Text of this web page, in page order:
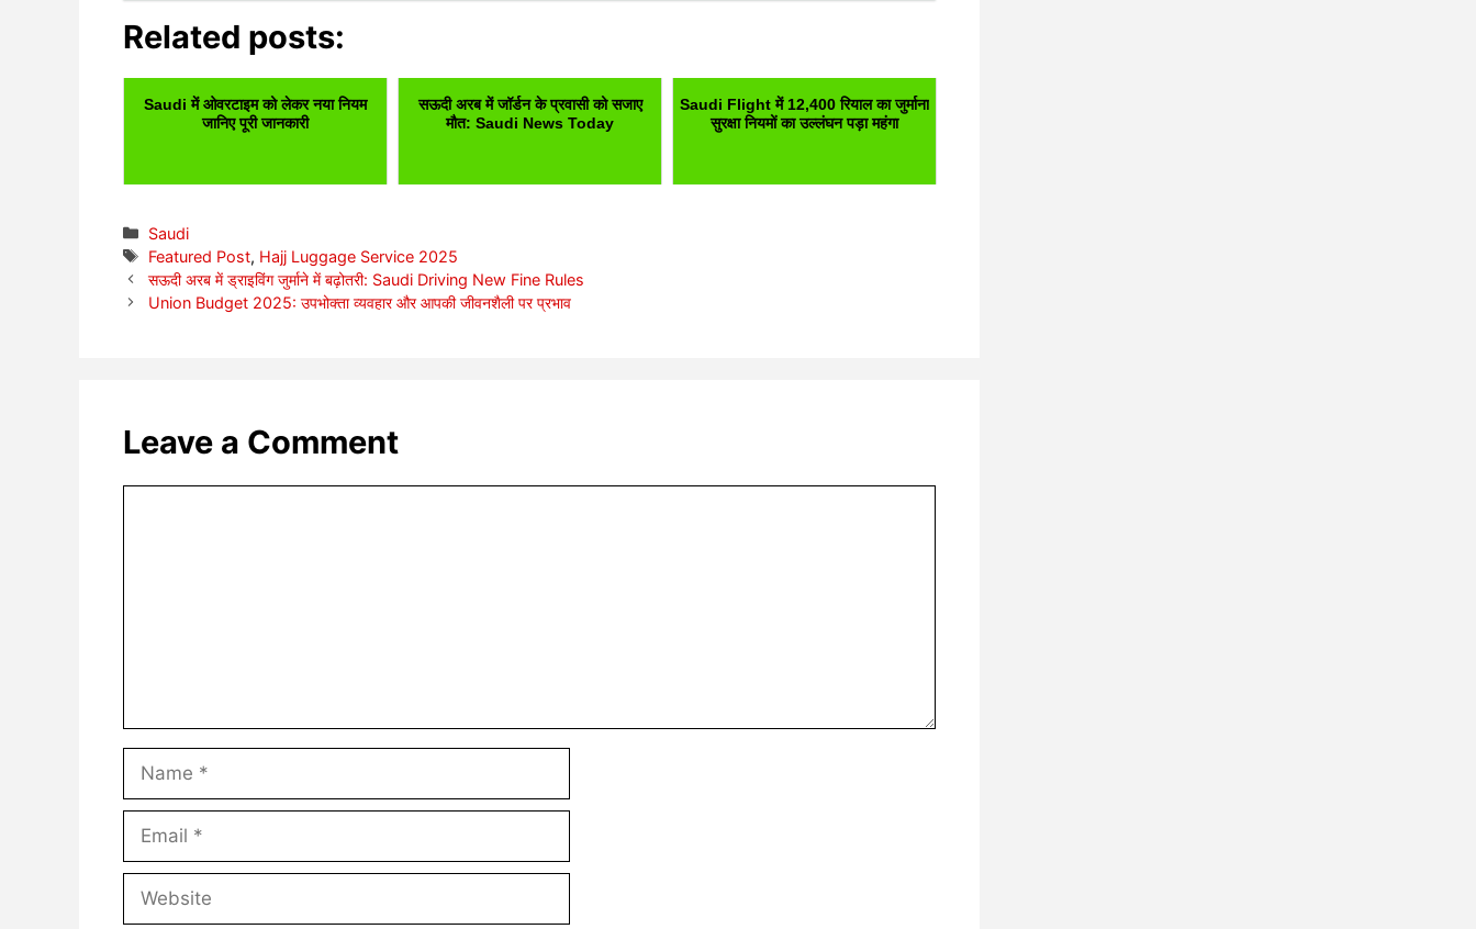
Related posts:
Saudi में ओवरटाइम को लेकर नया नियम
जानिए पूरी जानकारी
सऊदी अरब में जॉर्डन के प्रवासी को सजाए
मौत: Saudi News Today
Saudi Flight में 12,400 रियाल का जुर्माना
सुरक्षा नियमों का उल्लंघन पड़ा महंगा
Categories
Saudi
Tags
Featured Post, Hajj Luggage Service 2025
सऊदी अरब में ड्राइविंग जुर्माने में बढ़ोतरी: Saudi Driving New Fine Rules
Union Budget 2025: उपभोक्ता व्यवहार और आपकी जीवनशैली पर प्रभाव
Leave a Comment